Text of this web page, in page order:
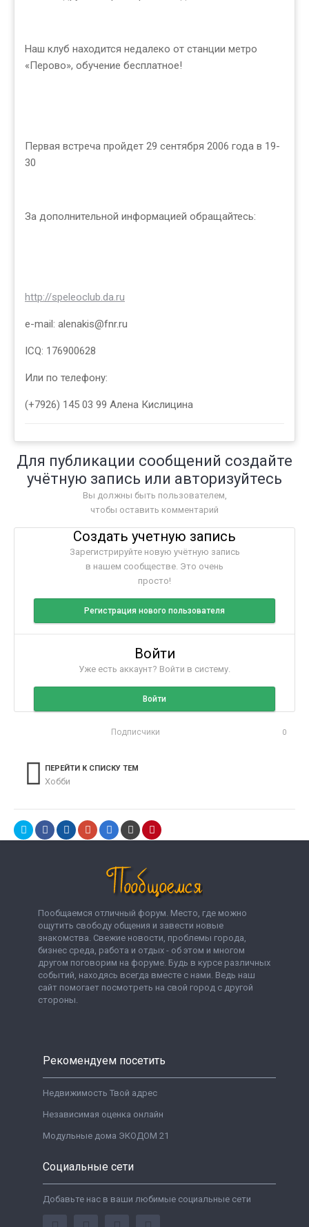
Наш клуб находится недалеко от станции метро
«Перово», обучение бесплатное!
Первая встреча пройдет 29 сентября 2006 года в 19-
30
За дополнительной информацией обращайтесь:
http://speleoclub.da.ru
e-mail: alenakis@fnr.ru
ICQ: 176900628
Или по телефону:
(+7926) 145 03 99 Алена Кислицина
Для публикации сообщений создайте
учётную запись или авторизуйтесь
Вы должны быть пользователем,
чтобы оставить комментарий
Создать учетную запись
Зарегистрируйте новую учётную запись
в нашем сообществе. Это очень
просто!
Регистрация нового пользователя
Войти
Уже есть аккаунт? Войти в систему.
Войти
Подписчики 0
ПЕРЕЙТИ К СПИСКУ ТЕМ
Хобби
Пообщаемся отличный форум. Место, где можно
ощутить свободу общения и завести новые
знакомства. Свежие новости, проблемы города,
бизнес среда, работа и отдых - об этом и многом
другом поговорим на форуме. Будь в курсе различных
событий, находясь всегда вместе с нами. Ведь наш
сайт помогает посмотреть на свой город с другой
стороны.
Рекомендуем посетить
Недвижимость Твой адрес
Независимая оценка онлайн
Модульные дома ЭКОДОМ 21
Социальные сети
Добавьте нас в ваши любимые социальные сети